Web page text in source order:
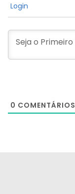
Login
0 COMENTÁRIOS